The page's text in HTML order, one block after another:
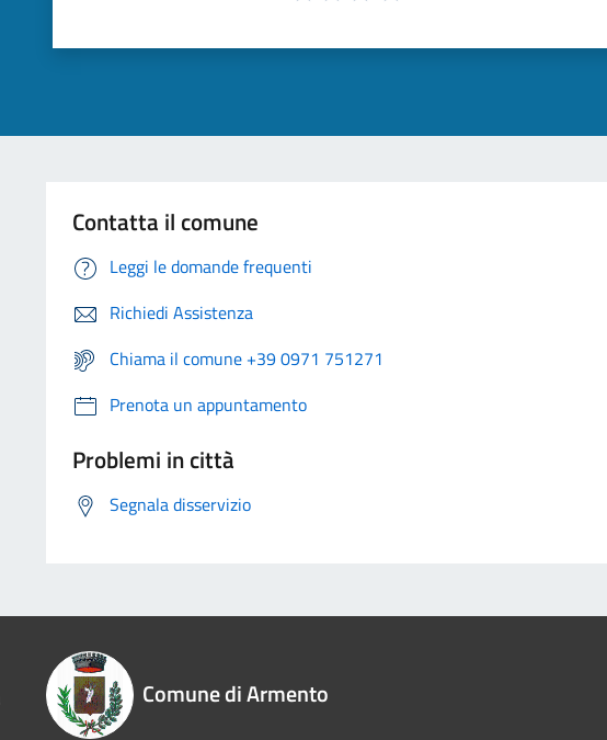
Contatta il comune
Leggi le domande frequenti
Richiedi Assistenza
Chiama il comune +39 0971 751271
Prenota un appuntamento
Problemi in città
Segnala disservizio
Comune di Armento